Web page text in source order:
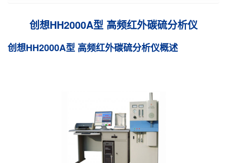
创想HH2000A型 高频红外碳硫分析仪
创想HH2000A型 高频红外碳硫分析仪概述